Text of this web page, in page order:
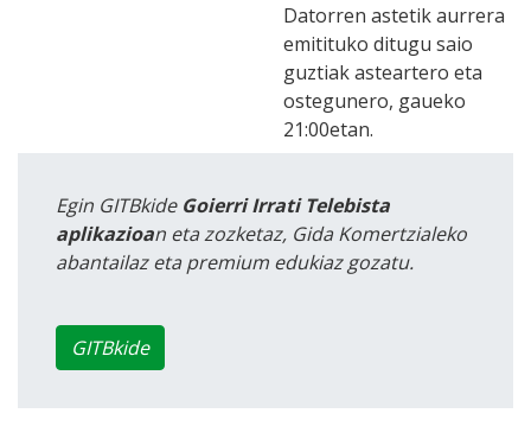
Datorren astetik aurrera
emitituko ditugu saio
guztiak asteartero eta
ostegunero, gaueko
21:00etan.
Egin GITBkide Goierri Irrati Telebista
aplikazioan eta zozketaz, Gida Komertzialeko
abantailaz eta premium edukiaz gozatu.
GITBkide